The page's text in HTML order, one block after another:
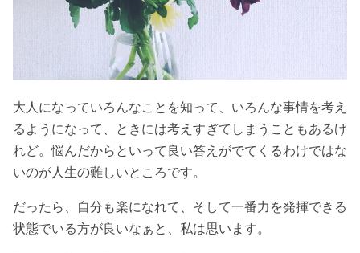
大人になっていろんなことを知って、いろんな事情を考え
るようになって、ときには考えすぎてしまうこともあるけ
れど。悩んだからといって良い答えがでてくるわけではな
いのが人生の難しいところです。
だったら、自分も楽になれて、そして一番力を発揮できる
状態でいる方が良いなぁと、私は思います。